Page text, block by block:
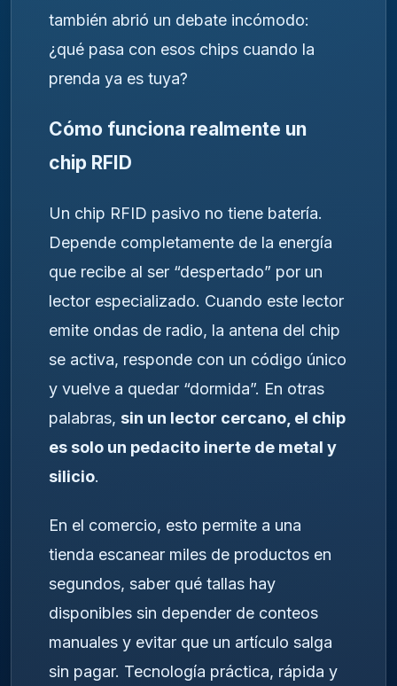
también abrió un debate incómodo:
¿qué pasa con esos chips cuando la
prenda ya es tuya?
Cómo funciona realmente un
chip RFID
Un chip RFID pasivo no tiene batería.
Depende completamente de la energía
que recibe al ser “despertado” por un
lector especializado. Cuando este lector
emite ondas de radio, la antena del chip
se activa, responde con un código único
y vuelve a quedar “dormida”. En otras
palabras, sin un lector cercano, el chip
es solo un pedacito inerte de metal y
silicio.
En el comercio, esto permite a una
tienda escanear miles de productos en
segundos, saber qué tallas hay
disponibles sin depender de conteos
manuales y evitar que un artículo salga
sin pagar. Tecnología práctica, rápida y